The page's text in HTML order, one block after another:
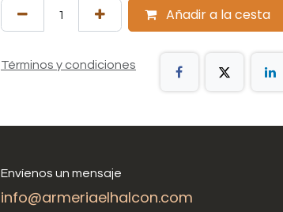
Añadir a la cesta
Términos y condiciones
Envíenos un mensaje
info@armeriaelhalcon.com